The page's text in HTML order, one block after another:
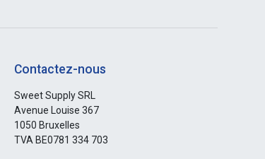
Contactez-nous
Sweet Supply SRL
Avenue Louise 367
1050 Bruxelles
TVA BE0781 334 703